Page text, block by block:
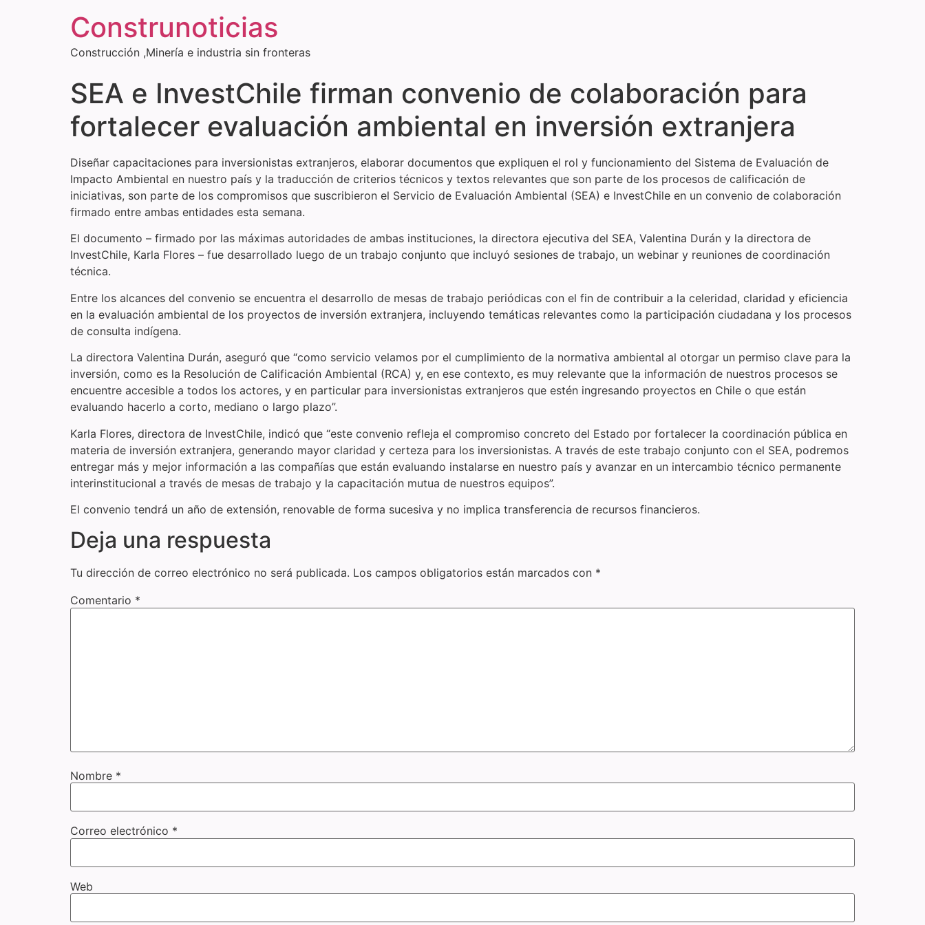
Construnoticias
Construcción ,Minería e industria sin fronteras
SEA e InvestChile firman convenio de colaboración para
fortalecer evaluación ambiental en inversión extranjera
Diseñar capacitaciones para inversionistas extranjeros, elaborar documentos que expliquen el rol y funcionamiento del Sistema de Evaluación de
Impacto Ambiental en nuestro país y la traducción de criterios técnicos y textos relevantes que son parte de los procesos de calificación de
iniciativas, son parte de los compromisos que suscribieron el Servicio de Evaluación Ambiental (SEA) e InvestChile en un convenio de colaboración
firmado entre ambas entidades esta semana.
El documento – firmado por las máximas autoridades de ambas instituciones, la directora ejecutiva del SEA, Valentina Durán y la directora de
InvestChile, Karla Flores – fue desarrollado luego de un trabajo conjunto que incluyó sesiones de trabajo, un webinar y reuniones de coordinación
técnica.
Entre los alcances del convenio se encuentra el desarrollo de mesas de trabajo periódicas con el fin de contribuir a la celeridad, claridad y eficiencia
en la evaluación ambiental de los proyectos de inversión extranjera, incluyendo temáticas relevantes como la participación ciudadana y los procesos
de consulta indígena.
La directora Valentina Durán, aseguró que “como servicio velamos por el cumplimiento de la normativa ambiental al otorgar un permiso clave para la
inversión, como es la Resolución de Calificación Ambiental (RCA) y, en ese contexto, es muy relevante que la información de nuestros procesos se
encuentre accesible a todos los actores, y en particular para inversionistas extranjeros que estén ingresando proyectos en Chile o que están
evaluando hacerlo a corto, mediano o largo plazo”.
Karla Flores, directora de InvestChile, indicó que “este convenio refleja el compromiso concreto del Estado por fortalecer la coordinación pública en
materia de inversión extranjera, generando mayor claridad y certeza para los inversionistas. A través de este trabajo conjunto con el SEA, podremos
entregar más y mejor información a las compañías que están evaluando instalarse en nuestro país y avanzar en un intercambio técnico permanente
interinstitucional a través de mesas de trabajo y la capacitación mutua de nuestros equipos”.
El convenio tendrá un año de extensión, renovable de forma sucesiva y no implica transferencia de recursos financieros.
Deja una respuesta
Tu dirección de correo electrónico no será publicada. Los campos obligatorios están marcados con *
Comentario *
Nombre *
Correo electrónico *
Web